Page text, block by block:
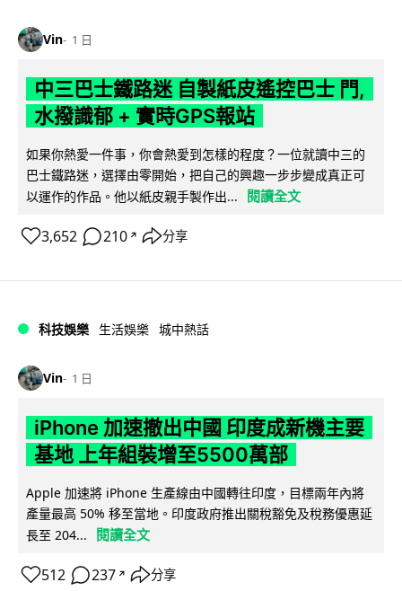
Vin 1 日
中三巴士鐵路迷 自製紙皮遙控巴士 門,
水撥識郁 + 實時GPS報站
如果你熱愛一件事，你會熱愛到怎樣的程度？一位就讀中三的
巴士鐵路迷，選擇由零開始，把自己的興趣一步步變成真正可
以運作的作品。他以紙皮親手製作出...
閱讀全文
3,652 210 ↗ 分享
科技娛樂 生活娛樂 城中熱話
Vin 1 日
iPhone 加速撤出中國 印度成新機主要
基地 上年組裝增至5500萬部
Apple 加速將 iPhone 生產線由中國轉往印度，目標兩年內將
產量最高 50% 移至當地。印度政府推出關稅豁免及稅務優惠延
長至 204...
閱讀全文
512 237 ↗ 分享